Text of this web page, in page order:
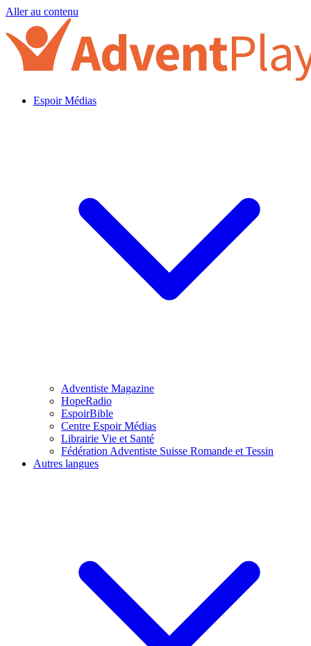
Aller au contenu
Espoir Médias
Adventiste Magazine
HopeRadio
EspoirBible
Centre Espoir Médias
Librairie Vie et Santé
Fédération Adventiste Suisse Romande et Tessin
Autres langues